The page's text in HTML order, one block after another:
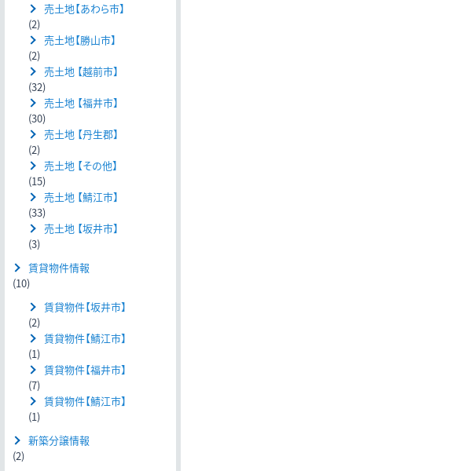
売土地【あわら市】
(2)
売土地【勝山市】
(2)
売土地 【越前市】
(32)
売土地 【福井市】
(30)
売土地 【丹生郡】
(2)
売土地 【その他】
(15)
売土地 【鯖江市】
(33)
売土地 【坂井市】
(3)
賃貸物件情報
(10)
賃貸物件【坂井市】
(2)
賃貸物件【鯖江市】
(1)
賃貸物件【福井市】
(7)
賃貸物件【鯖江市】
(1)
新築分譲情報
(2)